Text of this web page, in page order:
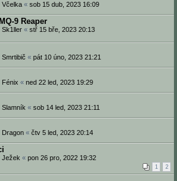
Včelka « sob 15 dub, 2023 16:09
9 Reaper
Sk1ller « stř 15 bře, 2023 20:13
Smrtibič « pát 10 úno, 2023 21:21
Fénix « ned 22 led, 2023 19:29
Slamník « sob 14 led, 2023 21:11
Dragon « čtv 5 led, 2023 20:14
Ježek « pon 26 pro, 2022 19:32
1 2